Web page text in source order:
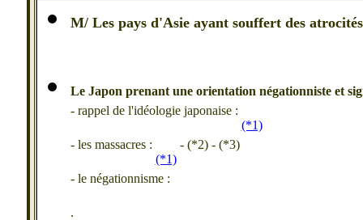
M/ Les pays d'Asie ayant souffert des
Le Japon prenant une orientation négationniste et
- rappel de l'idéologie japonaise : (*1)
- les massacres : (*1)- (*2) - (*3)
- le négationnisme :